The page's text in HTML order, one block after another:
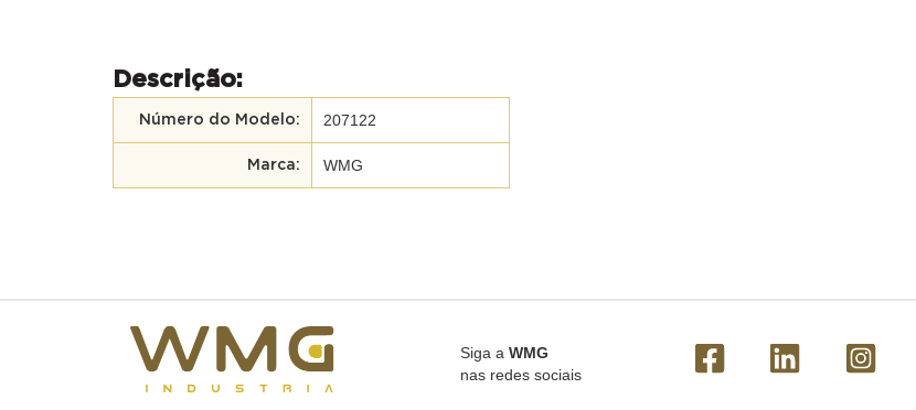
Descrição:
Número do Modelo: 207122
Marca: WMG
Siga a WMG
nas redes sociais